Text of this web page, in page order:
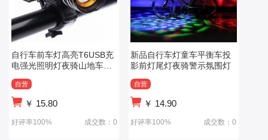
自行车前车灯高亮T6USB充
电强光照明灯夜骑山地车灯
自营
￥ 15.80
好评率100% 成交数：0
新品自行车灯童车平衡车投
影前灯尾灯夜骑警示氛围灯
自营
￥ 14.90
好评率100% 成交数：0